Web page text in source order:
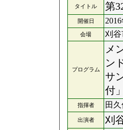
タイトル 第
開催日
会場 刈
プログラム
メ
ン
サ
付
指揮者 田
出演者 刈